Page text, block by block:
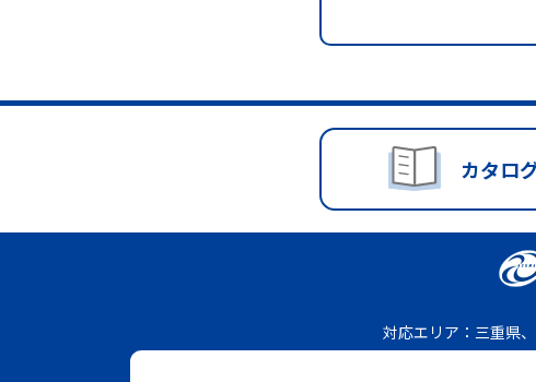
カタロ
対応エリア： 三重県